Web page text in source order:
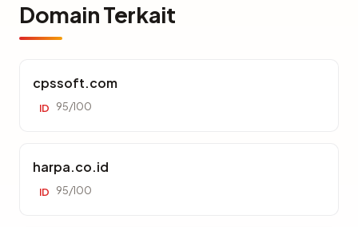
Domain Terkait
cpssoft.com
ID 95/100
harpa.co.id
ID 95/100